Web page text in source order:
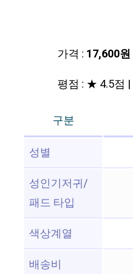
가격 : 17,600원
평점 : ★ 4.5점 |
구분
성별
성인기저귀/
패드 타입
색상계열
배송비